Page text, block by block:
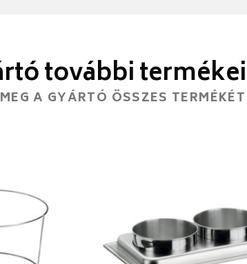
további termékei
A GYÁRTÓ ÖSSZES TERMÉKÉT